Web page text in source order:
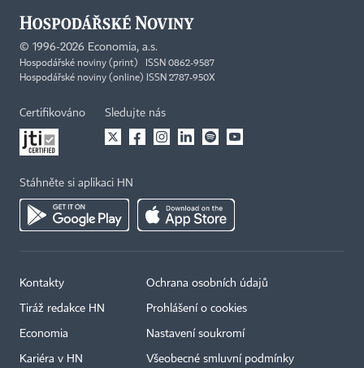
© 1996-2026 Economia, a.s.
Hospodářské noviny (print) ISSN 0862-9587
Hospodářské noviny (online) ISSN 2787-950X
Certifikováno Sledujte nás
Stáhněte si aplikaci HN
Kontakty
Tiráž redakce HN
Economia
Kariéra v HN
Ochrana osobních údajů
Prohlášení o cookies
Nastavení soukromí
Všeobecné smluvní podmínky